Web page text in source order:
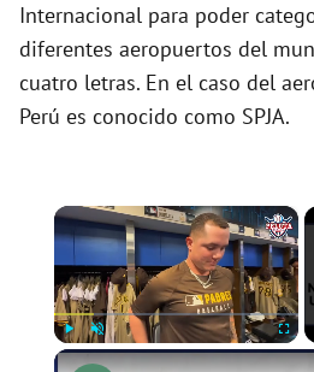
Internacional para poder
diferentes aeropuertos del
cuatro letras. En el caso del
Perú es conocido como SPJA.
×
Play Unmute